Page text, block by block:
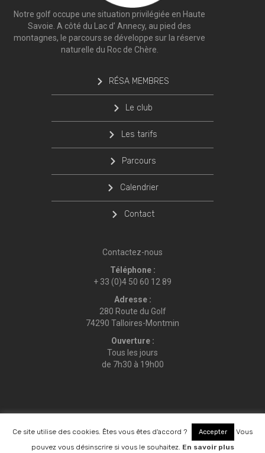
Notre golf occupe une situation privilégiée en Haute
Savoie. A côté du Lac d’ Annecy, au pied des
montagnes, le parcours se développe sur la réserve
naturelle du Roc de Chère.
RÉSA MEMBRES
Le club
Les tarifs
Parcours
Calendrier
Contact
Contactez-nous
Téléphone :
+ 33 (0)4 50 60 12 89
Adresse :
280 Route du Golf
74290 Talloires-Montmin
Ouverture :
Tous les jours
de 7h30 à 19h00
© 2024 Golf du lac d’Annecy
RÉSERVATION
Ce site utilise des cookies. Êtes vous êtes d'accord ? Accepter
Vous
pouvez vous désinscrire si vous le souhaitez. En savoir plus